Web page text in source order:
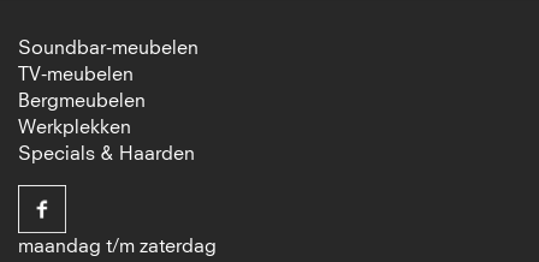
Soundbar-meubelen
TV-meubelen
Bergmeubelen
Werkplekken
Specials & Haarden
maandag t/m zaterdag